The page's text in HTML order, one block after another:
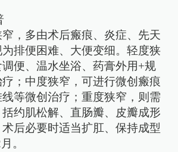
，多由术后瘢痕、炎症、先天
排便困难、大便变细。轻度狭
便、温水坐浴、药膏外用+规
；中度狭窄，可进行微创瘢痕
等微创治疗；重度狭窄，则需
约肌松解、直肠瓣、皮瓣成形
后必要时适当扩肛、保持成型
。